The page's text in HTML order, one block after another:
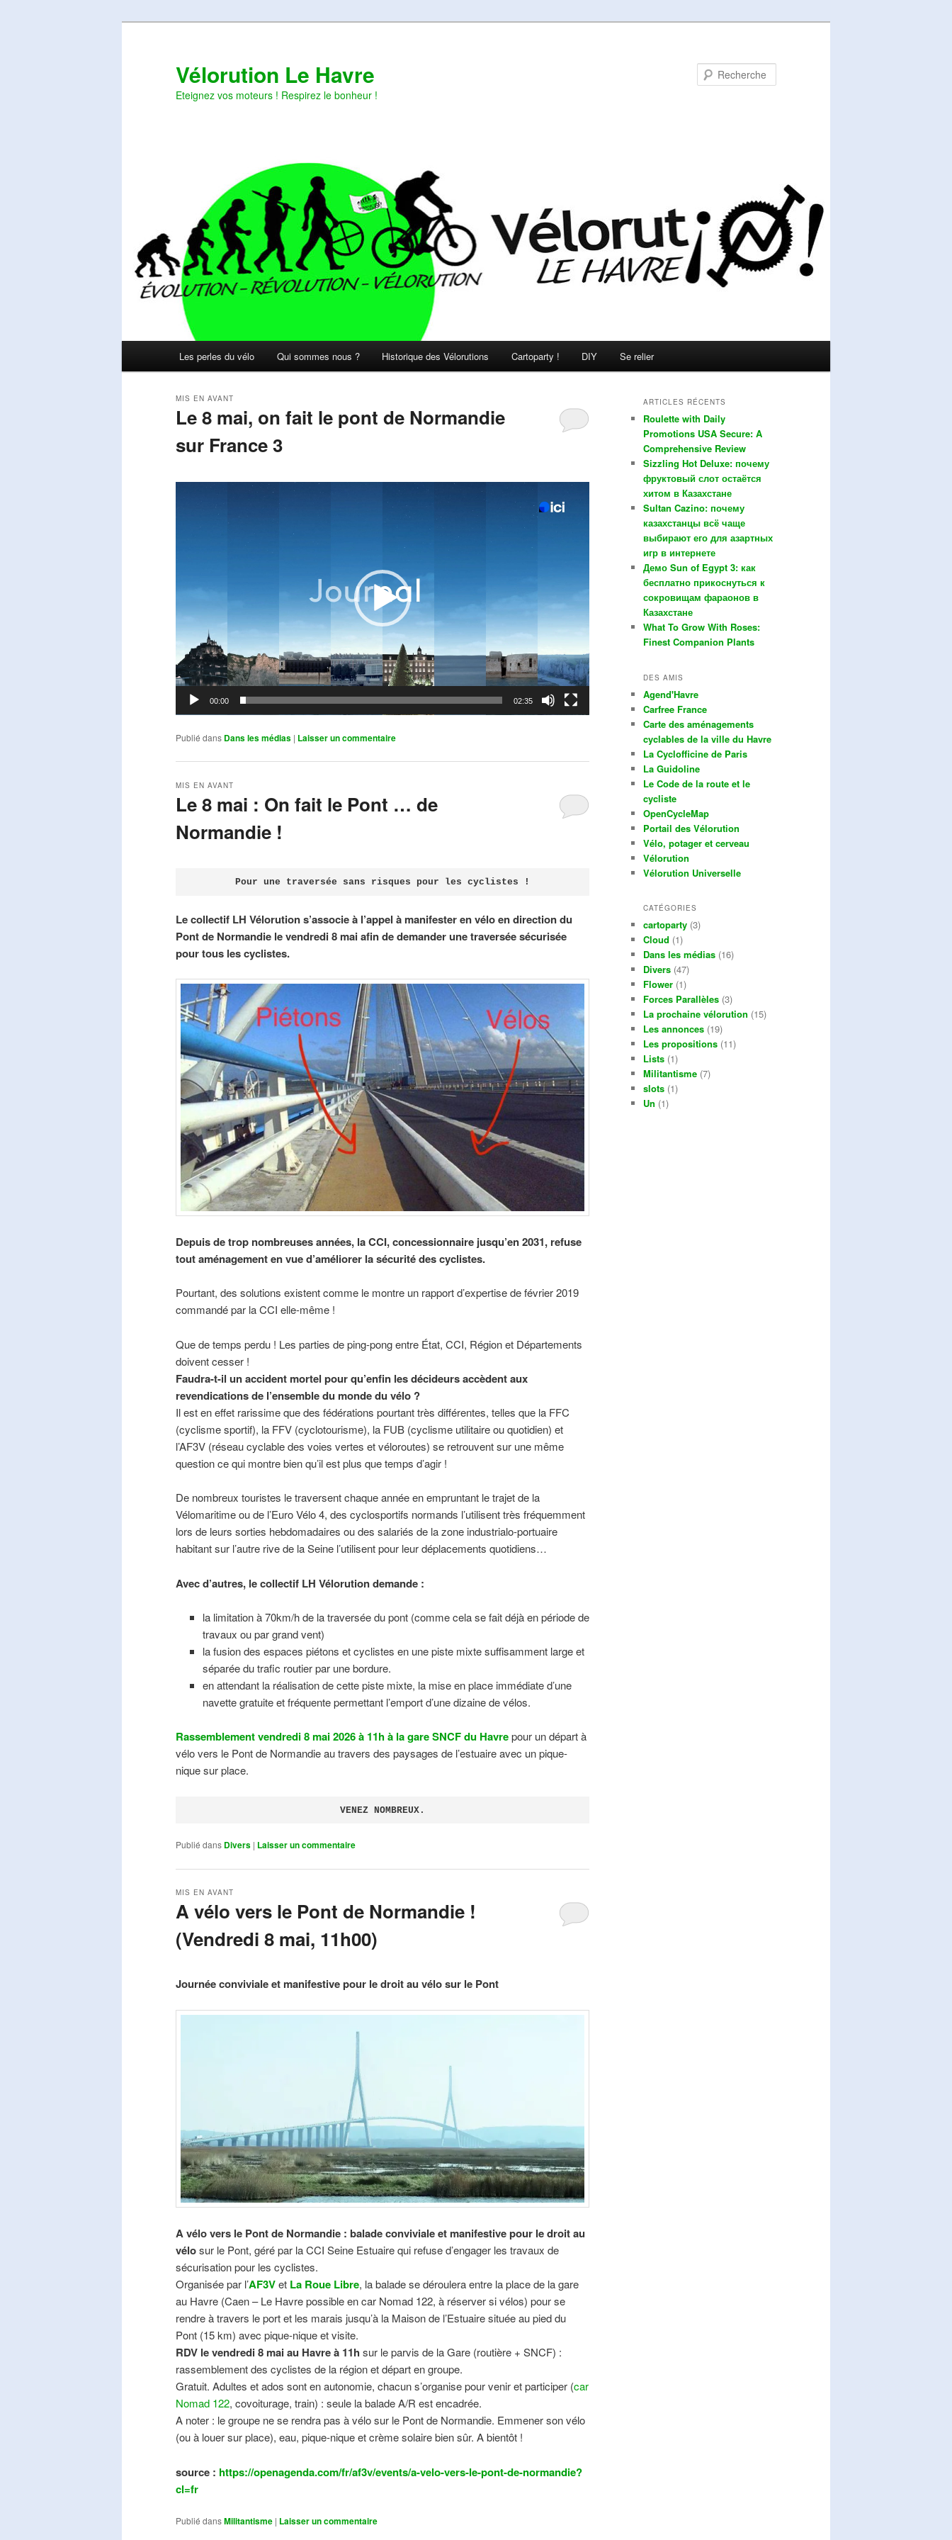
Vélorution Le Havre
Eteignez vos moteurs ! Respirez le bonheur !
Les perles du vélo Qui sommes nous ? Historique des Vélorutions Cartoparty ! DIY Se relier
Le 8 mai, on fait le pont de Normandie
sur France 3
MIS EN AVANT
00:00 02:35
Publié dans Dans les médias | Laisser un commentaire
Le 8 mai : On fait le Pont … de
Normandie !
MIS EN AVANT
Pour une traversée sans risques pour les cyclistes !
Le collectif LH Vélorution s’associe à l’appel à manifester en vélo en direction du
Pont de Normandie le vendredi 8 mai afin de demander une traversée sécurisée
pour tous les cyclistes.
Depuis de trop nombreuses années, la CCI, concessionnaire jusqu’en 2031, refuse
tout aménagement en vue d’améliorer la sécurité des cyclistes.
Pourtant, des solutions existent comme le montre un rapport d’expertise de février 2019
commandé par la CCI elle-même !
Que de temps perdu ! Les parties de ping-pong entre État, CCI, Région et Départements
doivent cesser !
Faudra-t-il un accident mortel pour qu’enfin les décideurs accèdent aux
revendications de l’ensemble du monde du vélo ?
Il est en effet rarissime que des fédérations pourtant très différentes, telles que la FFC
(cyclisme sportif), la FFV (cyclotourisme), la FUB (cyclisme utilitaire ou quotidien) et
l’AF3V (réseau cyclable des voies vertes et véloroutes) se retrouvent sur une même
question ce qui montre bien qu’il est plus que temps d’agir !
De nombreux touristes le traversent chaque année en empruntant le trajet de la
Vélomaritime ou de l’Euro Vélo 4, des cyclosportifs normands l’utilisent très fréquemment
lors de leurs sorties hebdomadaires ou des salariés de la zone industrialo-portuaire
habitant sur l’autre rive de la Seine l’utilisent pour leur déplacements quotidiens…
Avec d’autres, le collectif LH Vélorution demande :
la limitation à 70km/h de la traversée du pont (comme cela se fait déjà en période de
travaux ou par grand vent)
la fusion des espaces piétons et cyclistes en une piste mixte suffisamment large et
séparée du trafic routier par une bordure.
en attendant la réalisation de cette piste mixte, la mise en place immédiate d’une
navette gratuite et fréquente permettant l’emport d’une dizaine de vélos.
Rassemblement vendredi 8 mai 2026 à 11h à la gare SNCF du Havrepour un départ à
vélo vers le Pont de Normandie au travers des paysages de l’estuaire avec un pique-
nique sur place.
VENEZ NOMBREUX.
Publié dans Divers | Laisser un commentaire
A vélo vers le Pont de Normandie !
(Vendredi 8 mai, 11h00)
MIS EN AVANT
Journée conviviale et manifestive pour le droit au vélo sur le Pont
A vélo vers le Pont de Normandie : balade conviviale et manifestivepour le droit au
vélosur le Pont, géré par la CCI Seine Estuaire qui refuse d’engager les travaux de
sécurisation pour les cyclistes.
Organisée par l’AF3Vet La Roue Libre, la balade se déroulera entre la place de la gare
au Havre (Caen – Le Havre possible en car Nomad 122, à réserver si vélos) pour se
rendre à travers le port et les marais jusqu’à la Maison de l’Estuaire située au pied du
Pont (15 km) avec pique-nique et visite.
RDV le vendredi 8 mai au Havre à 11h sur le parvis de la Gare (routière + SNCF) :
rassemblement des cyclistes de la région et départ en groupe.
Gratuit. Adultes et ados sont en autonomie, chacun s’organise pour venir et participer (car
Nomad 122, covoiturage, train) : seule la balade A/R est encadrée.
A noter : le groupe ne se rendra pas à vélo sur le Pont de Normandie. Emmener son vélo
(ou à louer sur place), eau, pique-nique et crème solaire bien sûr. A bientôt !
source : https://openagenda.com/fr/af3v/events/a-velo-vers-le-pont-de-normandie?
cl=fr
Publié dansMilitantisme | Laisser un commentaire
ARTICLES RÉCENTS
Roulette with Daily
Promotions USA Secure: A
Comprehensive Review
Sizzling Hot Deluxe: почему
фруктовый слот остаётся
хитом в Казахстане
Sultan Cazino: почему
казахстанцы всё чаще
выбирают его для азартных
игр в интернете
Демо Sun of Egypt 3: как
бесплатно прикоснуться к
сокровищам фараонов в
Казахстане
What To Grow With Roses:
Finest Companion Plants
DES AMIS
Agend'Havre
Carfree France
Carte des aménagements
cyclables de la ville du Havre
La Cyclofficine de Paris
La Guidoline
Le Code de la route et le
cycliste
OpenCycleMap
Portail des Vélorution
Vélo, potager et cerveau
Vélorution
Vélorution Universelle
CATÉGORIES
cartoparty (3)
Cloud (1)
Dans les médias (16)
Divers (47)
Flower (1)
Forces Parallèles (3)
La prochaine vélorution (15)
Les annonces (19)
Les propositions (11)
Lists (1)
Militantisme (7)
slots (1)
Un (1)